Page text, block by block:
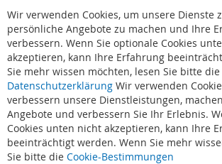
Wir verwenden Cookies, um unsere Dienste
persönliche Angebote zu machen und Ihre
verbessern. Wenn Sie optionale Cookies
akzeptieren, kann Ihre Erfahrung
Sie mehr wissen möchten, lesen Sie bitte die
Datenschutzerklärung Wir verwenden
verbessern unsere Dienstleistungen,
Angebote und verbessern Sie Ihr Erlebnis.
Cookies unten nicht akzeptieren, kann Ihre
beeinträchtigt werden. Wenn Sie mehr
Sie bitte die Cookie-Bestimmungen